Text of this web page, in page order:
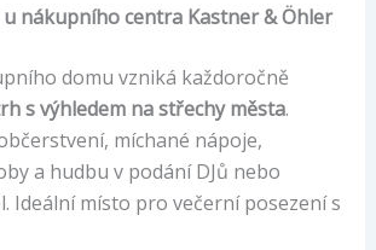
nákupního centra Kastner & Öhler
domu vzniká každoročně
s výhledem na střechy města.
míchané nápoje,
a hudbu v podání DJů nebo
Ideální místo pro večerní posezení s